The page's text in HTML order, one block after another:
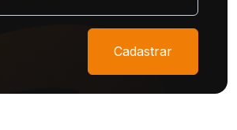
Cadastrar